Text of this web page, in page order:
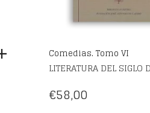
Comedias. Tomo VI
LITERATURA DEL SIGLO
€58,00